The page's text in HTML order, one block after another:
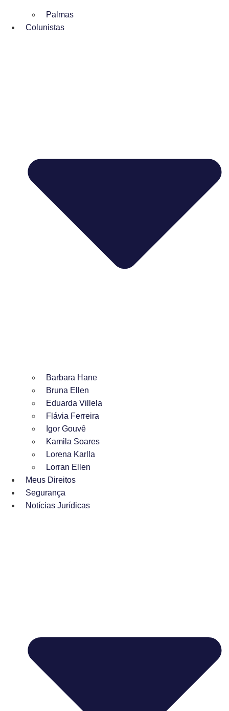
Palmas
Colunistas
Barbara Hane
Bruna Ellen
Eduarda Villela
Flávia Ferreira
Igor Gouvê
Kamila Soares
Lorena Karlla
Lorran Ellen
Meus Direitos
Segurança
Notícias Jurídicas